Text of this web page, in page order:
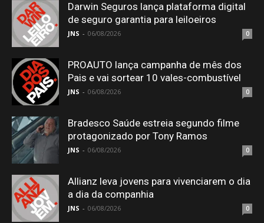
Darwin Seguros lança plataforma digital
de seguro garantia para leiloeiros
JNS - 06/08/2026 0
PROAUTO lança campanha de mês dos
Pais e vai sortear 10 vales-combustível
JNS - 06/08/2026 0
Bradesco Saúde estreia segundo filme
protagonizado por Tony Ramos
JNS - 06/08/2026 0
Allianz leva jovens para vivenciarem o dia
a dia da companhia
JNS - 06/08/2026 0